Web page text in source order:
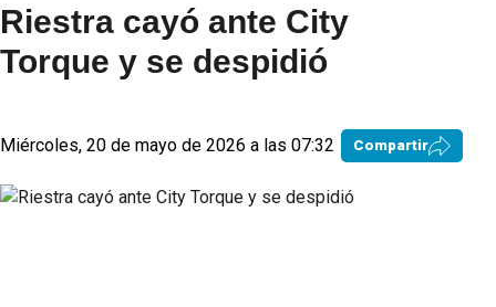
Riestra cayó ante City
Torque y se despidió
Miércoles, 20 de mayo de 2026 a las 07:32 Compartir